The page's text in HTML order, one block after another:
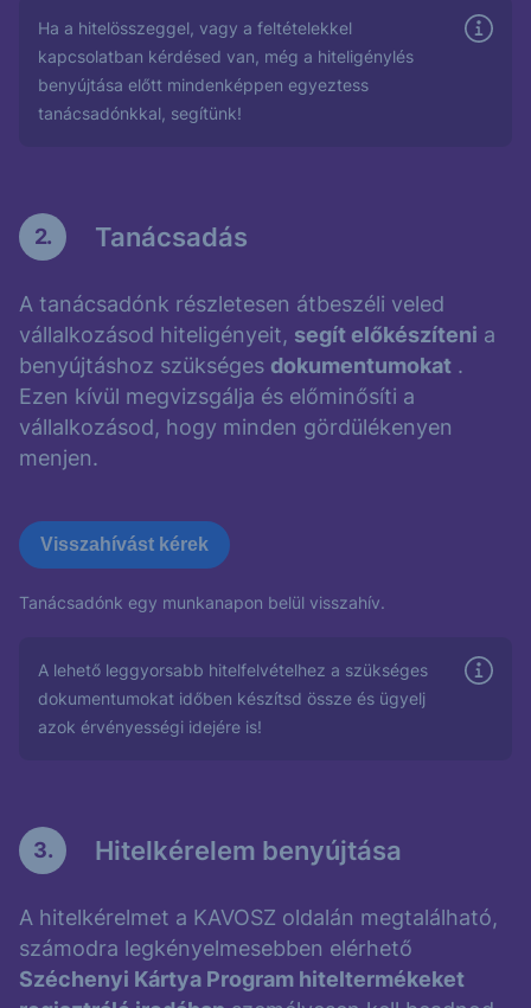
Ha a hitelösszeggel, vagy a feltételekkel
kapcsolatban kérdésed van, még a hiteligénylés
benyújtása előtt mindenképpen egyeztess
tanácsadónkkal, segítünk!
2. Tanácsadás
A tanácsadónk részletesen átbeszéli veled
vállalkozásod hiteligényeit, segít előkészíteni a
benyújtáshoz szükséges dokumentumokat .
Ezen kívül megvizsgálja és előminősíti a
vállalkozásod, hogy minden gördülékenyen
menjen.
Visszahívást kérek
Tanácsadónk egy munkanapon belül visszahív.
A lehető leggyorsabb hitelfelvételhez a szükséges
dokumentumokat időben készítsd össze és ügyelj
azok érvényességi idejére is!
3. Hitelkérelem benyújtása
A hitelkérelmet a KAVOSZ oldalán megtalálható,
számodra legkényelmesebben elérhető
Széchenyi Kártya Program hiteltermékeket